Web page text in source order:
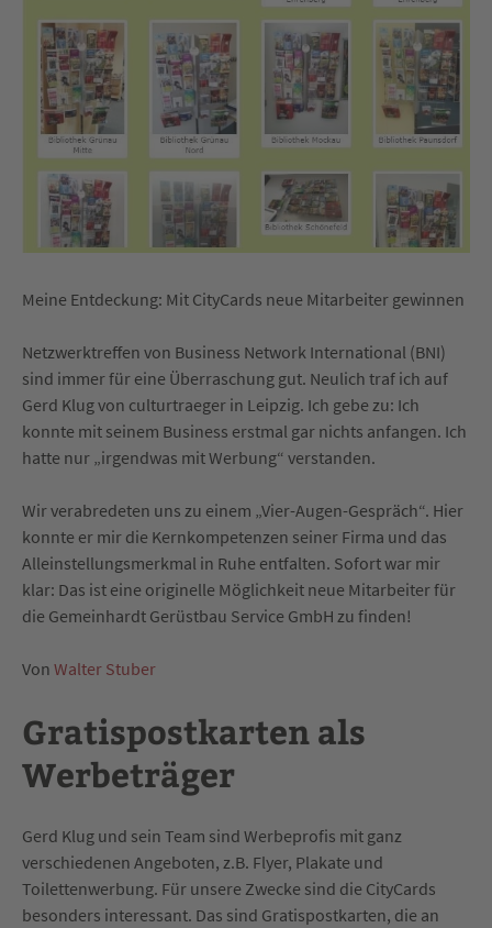
Meine Entdeckung: Mit CityCards neue Mitarbeiter gewinnen
Netzwerktreffen von Business Network International (BNI)
sind immer für eine Überraschung gut. Neulich traf ich auf
Gerd Klug von culturtraeger in Leipzig. Ich gebe zu: Ich
konnte mit seinem Business erstmal gar nichts anfangen. Ich
hatte nur „irgendwas mit Werbung“ verstanden.
Wir verabredeten uns zu einem „Vier-Augen-Gespräch“. Hier
konnte er mir die Kernkompetenzen seiner Firma und das
Alleinstellungsmerkmal in Ruhe entfalten. Sofort war mir
klar: Das ist eine originelle Möglichkeit neue Mitarbeiter für
die Gemeinhardt Gerüstbau Service GmbH zu finden!
Von Walter Stuber
Gratispostkarten als
Werbeträger
Gerd Klug und sein Team sind Werbeprofis mit ganz
verschiedenen Angeboten, z.B. Flyer, Plakate und
Toilettenwerbung. Für unsere Zwecke sind die CityCards
besonders interessant. Das sind Gratispostkarten, die an